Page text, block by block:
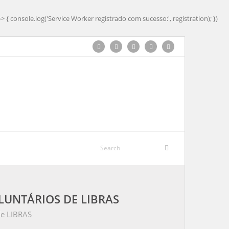
console.log('Service Worker registrado com sucesso:', registration); })
DE LIBRAS
LIBRAS